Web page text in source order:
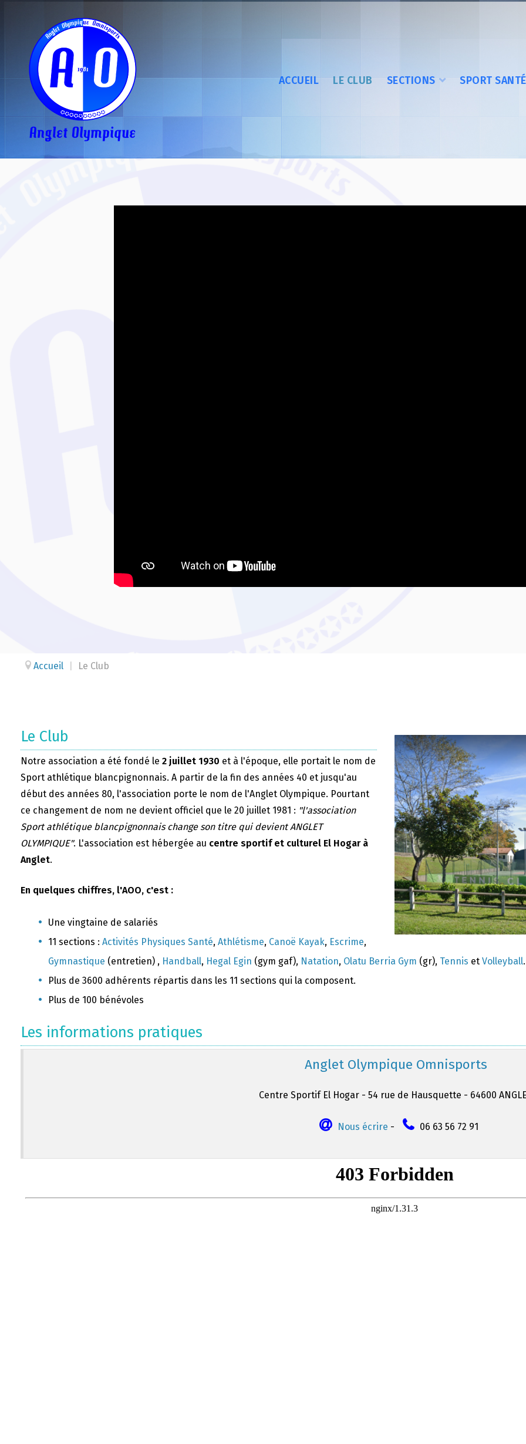
ACCUEIL LE CLUB SECTIONS SPORT SANTÉ
Accueil Le Club
Le Club
Notre association a été fondé le 2 juillet 1930 et à l'époque, elle portait le nom de
Sport athlétique blancpignonnais. A partir de la fin des années 40 et jusqu'au
début des années 80, l'association porte le nom de l'Anglet Olympique. Pourtant
ce changement de nom ne devient officiel que le 20 juillet 1981 : "l'association
Sport athlétique blancpignonnais change son titre qui devient ANGLET
OLYMPIQUE". L'association est hébergée au centre sportif et culturel El Hogar à
Anglet.
En quelques chiffres, l'AOO, c'est :
Une vingtaine de salariés
11 sections : Activités Physiques Santé, Athlétisme, Canoë Kayak, Escrime,
Gymnastique (entretien) , Handball, Hegal Egin (gym gaf), Natation, Olatu Berria Gym (gr), Tennis et Volleyball.
Plus de 3600 adhérents répartis dans les 11 sections qui la composent.
Plus de 100 bénévoles
Les informations pratiques
Anglet Olympique Omnisports
Centre Sportif El Hogar - 54 rue de Hausquette - 64600
Nous écrire - 06 63 56 72 91